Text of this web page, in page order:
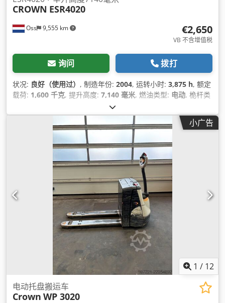
Oss 9,555 km
CROWN ESR4020
€2,650
VB 不含增值税
询问 拨打
状况: 良好（使用过） , 制造年份: 2004, 运转小时: 3,875 h, 额定
载荷: 1,600 千克, 提升高度: 7,140 毫米, 燃油类型: 电动, 桅杆类
, 建筑高度:2,940 毫米
克, 里程:3,875 公里,
小广告
1 / 12
电动托盘搬运车
Crown WP 3020